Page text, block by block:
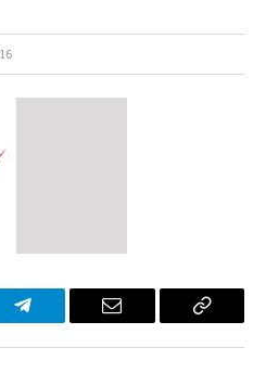
Telegram Email
Copy